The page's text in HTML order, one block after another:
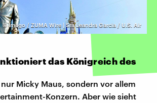
©Imago / ZUMA Wire | Sra Leandra Garcia / U.S. Air
das Königreich des
Micky Maus, sondern vor allem
Konzern. Aber wie sieht